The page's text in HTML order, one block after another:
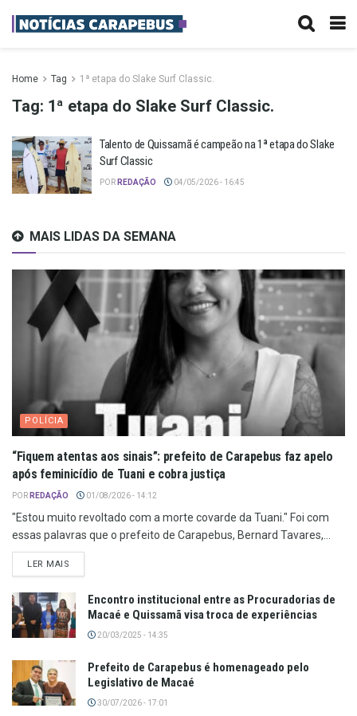
Home Tag 1ª etapa do Slake Surf Classic.
Tag: 1ª etapa do Slake Surf Classic.
Talento de Quissamã é campeão na 1ª etapa do Slake
Surf Classic
POR REDAÇÃO 04/05/2026 - 16:45
MAIS LIDAS DA SEMANA
POLÍCIA
“Fiquem atentas aos sinais”: prefeito de Carapebus faz apelo
após feminicídio de Tuani e cobra justiça
POR REDAÇÃO 01/08/2026 - 14:12
"Estou muito revoltado com a morte covarde da Tuani." Foi com
essas palavras que o prefeito de Carapebus, Bernard Tavares,...
LER MAIS
Encontro institucional entre as Procuradorias de
Macaé e Quissamã visa troca de experiências
20/03/2025 - 14:35
Prefeito de Carapebus é homenageado pelo
Legislativo de Macaé
30/07/2026 - 17:01